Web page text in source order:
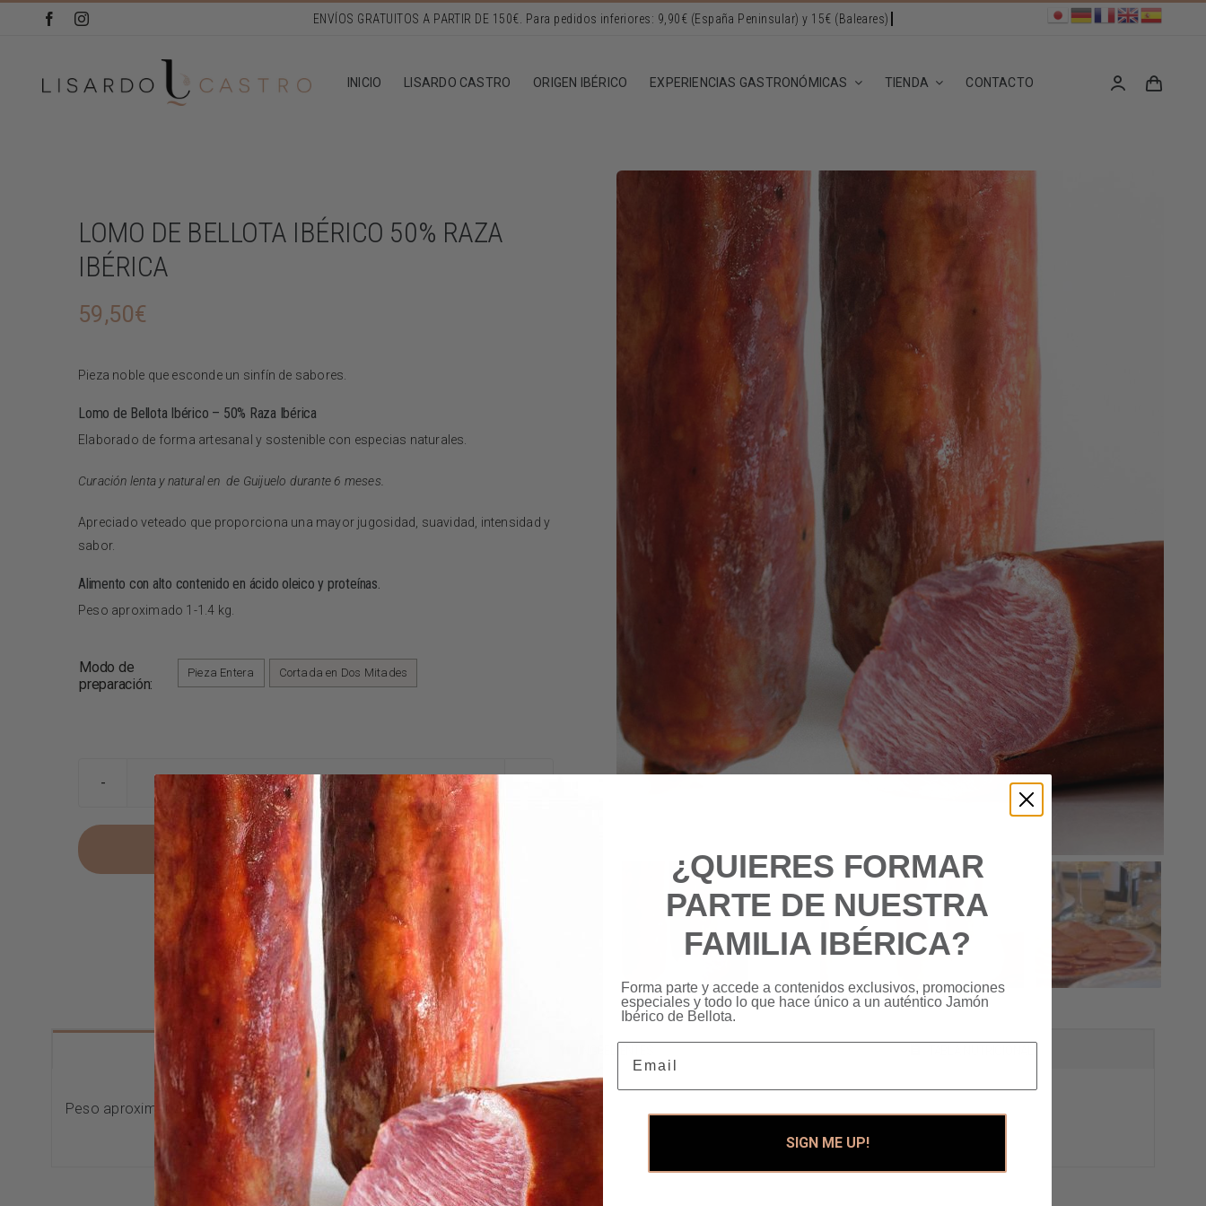
INICIO
LISARDO CASTRO ORIGEN IBÉRICO EXPERIENCIAS GASTRONÓMICAS TIENDA CONTACTO
LOMO DE BELLOTA IBÉRICO 50% RAZA
IBÉRICA
59,50€
Pieza noble que esconde un sinfín de sabores.
Lomo de Bellota Ibérico – 50% Raza Ibérica
Elaborado de forma artesanal y sostenible con especias naturales.
Curación lenta y natural en de Guijuelo durante 6 meses.
Apreciado veteado que proporciona una mayor jugosidad, suavidad, intensidad y
sabor.
Alimento con alto contenido en ácido oleico y proteínas.
Peso aproximado 1-1.4 kg.
Modo de
preparación:
Pieza Entera Cortada en Dos Mitades
LOMO
DE
BELLOTA
IBÉRICO
50%
RAZA
IBÉRICA
cantidad
AÑADIR AL CARRITO
INFORMACIÓN GENERAL
Peso aproximado: 1-1,4 kg
¿QUIERES FORMAR
PARTE DE NUESTRA
FAMILIA IBÉRICA?
Forma parte y accede a contenidos exclusivos, promociones
especiales y todo lo que hace único a un auténtico Jamón
Ibérico de Bellota.
Email
SIGN ME UP!